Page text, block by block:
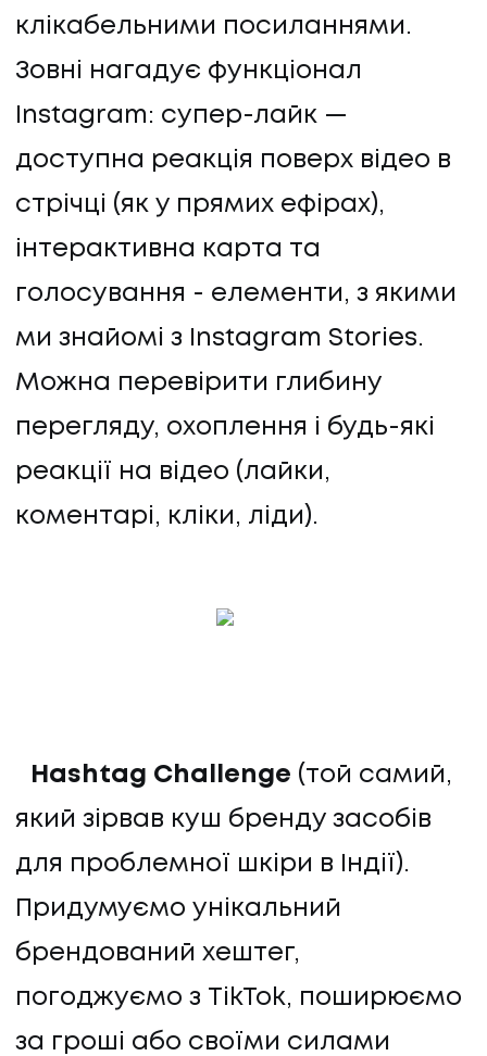
клікабельними посиланнями.
Зовні нагадує функціонал
Instagram: супер-лайк —
доступна реакція поверх відео в
стрічці (як у прямих ефірах),
інтерактивна карта та
голосування - елементи, з якими
ми знайомі з Instagram Stories.
Можна перевірити глибину
перегляду, охоплення і будь-які
реакції на відео (лайки,
коментарі, кліки, ліди).
Hashtag Challenge (той самий,
який зірвав куш бренду засобів
для проблемної шкіри в Індії).
Придумуємо унікальний
брендований хештег,
погоджуємо з TikTok, поширюємо
за гроші або своїми силами